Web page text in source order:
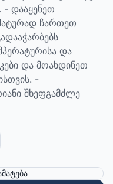
დააყენეთ
ჩართეთ
და
და მოახდინეთ
-
შხეფგამძლე